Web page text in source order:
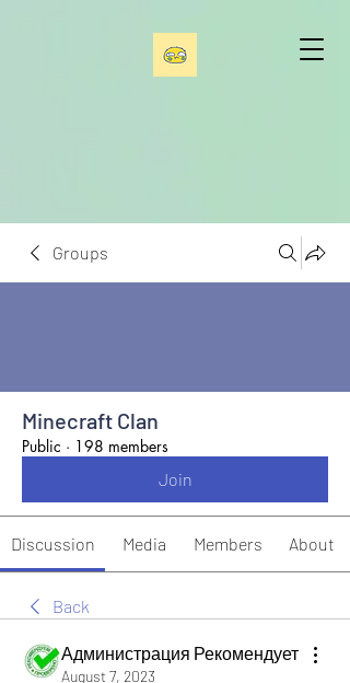
Groups
Minecraft Clan
Public · 198 members
Join
Discussion Media Members About
Back
Администрация Рекомендует
August 7, 2023